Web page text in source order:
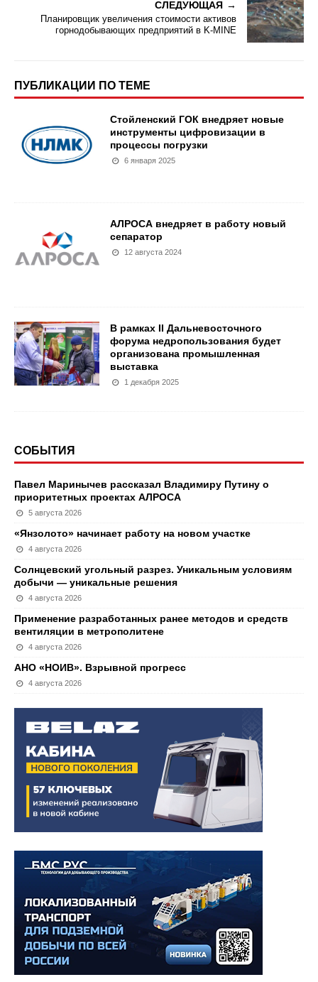
СЛЕДУЮЩАЯ
Планировщик увеличения стоимости активов
горнодобывающих предприятий в K-MINE
ПУБЛИКАЦИИ ПО ТЕМЕ
Стойленский ГОК внедряет новые
инструменты цифровизации в
процессы погрузки
6 января 2025
АЛРОСА внедряет в работу новый
сепаратор
12 августа 2024
В рамках II Дальневосточного
форума недропользования будет
организована промышленная
выставка
1 декабря 2025
СОБЫТИЯ
Павел Маринычев рассказал Владимиру Путину о
приоритетных проектах АЛРОСА
5 августа 2026
«Янзолото» начинает работу на новом участке
4 августа 2026
Солнцевский угольный разрез. Уникальным условиям
добычи — уникальные решения
4 августа 2026
Применение разработанных ранее методов и средств
вентиляции в метрополитене
4 августа 2026
АНО «НОИВ». Взрывной прогресс
4 августа 2026